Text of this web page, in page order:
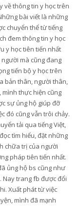
về thông tin y học trên
bài viết là những
chuyển thể từ tiếng
đem thông tin y học
y học tiên tiến nhất
mà cũng đang
tiến bộ y học trên
bản thân, người thân,
mình thực hiện cũng
sự ủng hộ giúp đỡ
đó cũng vẫn trôi chảy.
tải qua tiếng Việt,
tìm hiểu, đặt những
chữa trị của người
pháp tiên tiến nhất.
ủng hộ bs cũng như
Nay trang fb được đổi
Xuất phát từ việc
mình đã mạnh